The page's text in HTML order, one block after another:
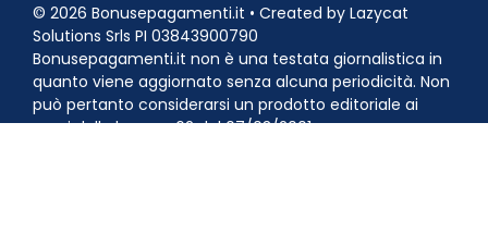
© 2026 Bonusepagamenti.it • Created by Lazycat
Solutions Srls PI 03843900790
Bonusepagamenti.it non è una testata giornalistica in
quanto viene aggiornato senza alcuna periodicità. Non
può pertanto considerarsi un prodotto editoriale ai
sensi della legge n.62 del 07/03/2001.